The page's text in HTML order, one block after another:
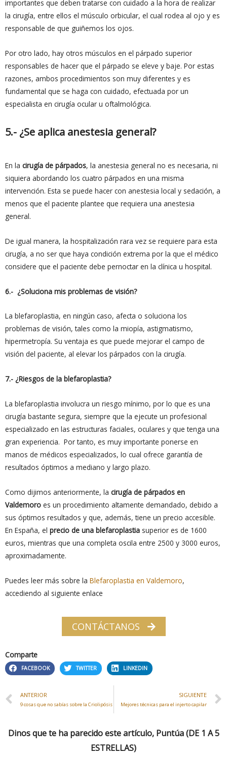
importantes que deben tratarse con cuidado a la hora de realizar
la cirugía, entre ellos el músculo orbicular, el cual rodea al ojo y es
responsable de que guiñemos los ojos.
Por otro lado, hay otros músculos en el párpado superior
responsables de hacer que el párpado se eleve y baje. Por estas
razones, ambos procedimientos son muy diferentes y es
fundamental que se haga con cuidado, efectuada por un
especialista en cirugía ocular u oftalmológica.
5.- ¿Se aplica anestesia general?
En la cirugía de párpados, la anestesia general no es necesaria, ni
siquiera abordando los cuatro párpados en una misma
intervención. Esta se puede hacer con anestesia local y sedación, a
menos que el paciente plantee que requiera una anestesia
general.
De igual manera, la hospitalización rara vez se requiere para esta
cirugía, a no ser que haya condición extrema por la que el médico
considere que el paciente debe pernoctar en la clínica u hospital.
6.- ¿Soluciona mis problemas de visión?
La blefaroplastia, en ningún caso, afecta o soluciona los
problemas de visión, tales como la miopía, astigmatismo,
hipermetropía. Su ventaja es que puede mejorar el campo de
visión del paciente, al elevar los párpados con la cirugía.
7.- ¿Riesgos de la blefaroplastia?
La blefaroplastia involucra un riesgo mínimo, por lo que es una
cirugía bastante segura, siempre que la ejecute un profesional
especializado en las estructuras faciales, oculares y que tenga una
gran experiencia. Por tanto, es muy importante ponerse en
manos de médicos especializados, lo cual ofrece garantía de
resultados óptimos a mediano y largo plazo.
Como dijimos anteriormente, la cirugía de párpados en
Valdemoro es un procedimiento altamente demandado, debido a
sus óptimos resultados y que, además, tiene un precio accesible.
En España, el precio de una blefaroplastia superior es de 1600
euros, mientras que una completa oscila entre 2500 y 3000 euros,
aproximadamente.
Puedes leer más sobre la Blefaroplastia en Valdemoro,
accediendo al siguiente enlace
CONTÁCTANOS
Comparte
FACEBOOK TWITTER LINKEDIN
ANTERIOR
9 cosas que no sabías sobre la Criolipósis
SIGUIENTE
Mejores técnicas para el injerto capilar
Dinos que te ha parecido este artículo, Puntúa (DE 1 A 5
ESTRELLAS)